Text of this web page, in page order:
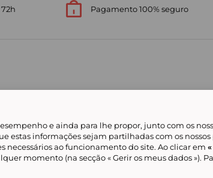
Pagamento 100% seguro
Contacto Gerir os meus cookies
Condições Gerais
e ainda para lhe propor, junto com os
estas informações sejam partilhadas com os nossos
necessários ao funcionamento do site. Ao clicar em
momento (na secção « Gerir os meus dados »).